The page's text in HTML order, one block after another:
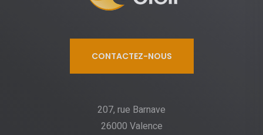
CONTACTEZ-NOUS
207, rue Barnave
26000 Valence